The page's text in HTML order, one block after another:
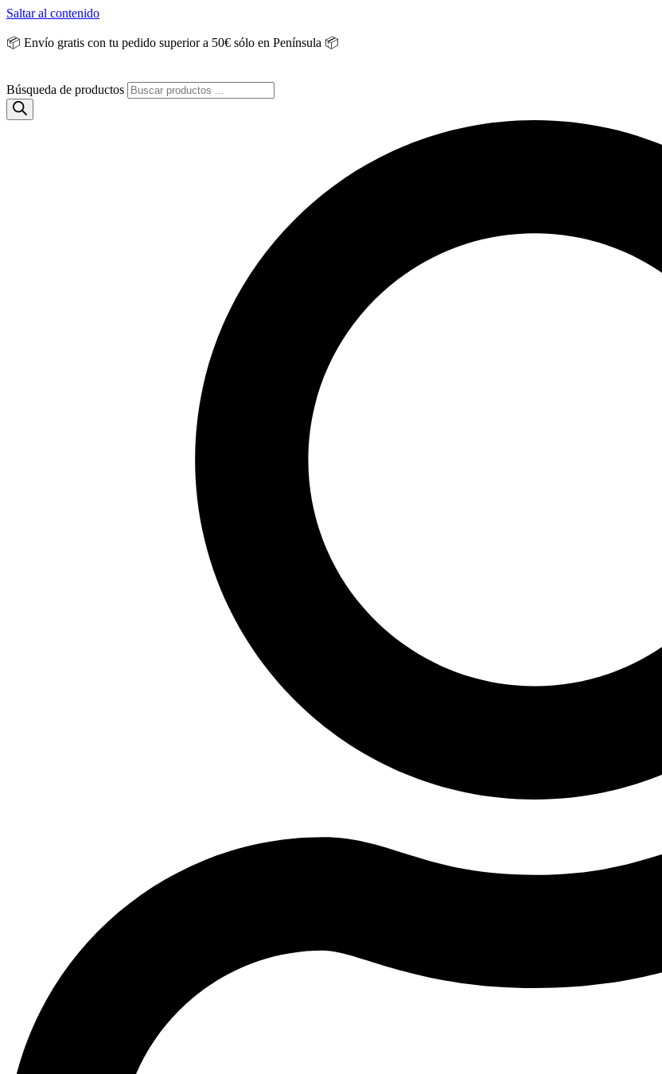
Saltar al contenido
📦 Envío gratis con tu pedido superior a 50€ sólo en Península 📦
Búsqueda de productos